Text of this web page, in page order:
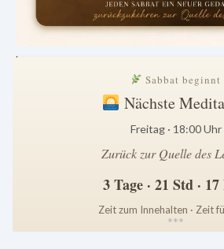
.
Sabbat beginnt
Nächste
Freitag · 18:00 Uhr
Zurück zur Quelle des
3 Tage · 21 Std ·
Zeit zum Innehalten · Zeit
***